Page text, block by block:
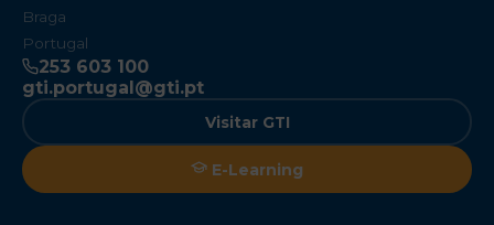
Braga
Portugal
253 603 100
gti.portugal@gti.pt
Visitar GTI
E-Learning